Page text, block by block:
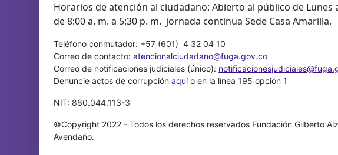
Horarios de atención al ciudadano: Abierto al público de Lunes
de 8:00 a. m. a 5:30 p. m. jornada continua Sede Casa Amarilla.
Teléfono conmutador: +57 (601) 4 32 04 10
Correo de contacto:atencionalciudadano@fuga.gov.co
Correo de notificaciones judiciales (único):
Denuncie actos de corrupciónaquío en la línea 195 opción 1
NIT: 860.044.113-3
©Copyright 2022 - Todos los derechos reservados Fundación Gilberto
Avendaño.